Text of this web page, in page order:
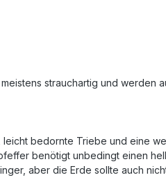
strauchartig und werden
bedornte Triebe und eine
benötigt unbedingt einen
aber die Erde sollte auch